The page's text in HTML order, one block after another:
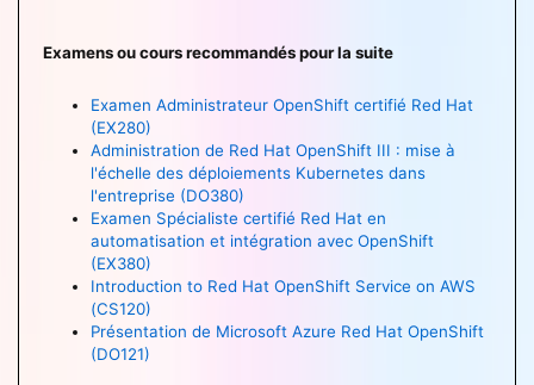
Examens ou cours recommandés pour la suite
Examen Administrateur OpenShift certifié Red Hat
(EX280)
Administration de Red Hat OpenShift III : mise à
l'échelle des déploiements Kubernetes dans
l'entreprise (DO380)
Examen Spécialiste certifié Red Hat en
automatisation et intégration avec OpenShift
(EX380)
Introduction to Red Hat OpenShift Service on AWS
(CS120)
Présentation de Microsoft Azure Red Hat OpenShift
(DO121)